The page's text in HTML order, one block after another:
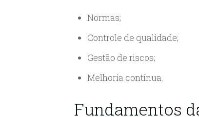
Normas;
Controle de qualidade;
Gestão de riscos;
Melhoria contínua.
Fundamentos